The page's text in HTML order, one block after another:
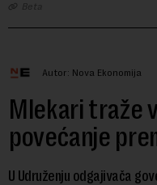
Beta
Autor: Nova Ekonomija
Mlekari traže
povećanje
U Udruženju odgajivača